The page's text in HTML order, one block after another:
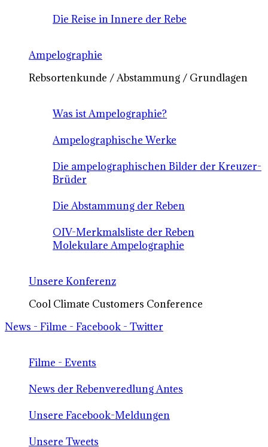
Die Reise in Innere der Rebe
Ampelographie
Rebsortenkunde / Abstammung / Grundlagen
Was ist Ampelographie?
Ampelographische Werke
Die ampelographischen Bilder der Kreuzer-
Brüder
Die Abstammung der Reben
OIV-Merkmalsliste der Reben
Molekulare Ampelographie
Unsere Konferenz
Cool Climate Customers Conference
News - Filme - Facebook - Twitter
Filme - Events
News der Rebenveredlung Antes
Unsere Facebook-Meldungen
Unsere Tweets